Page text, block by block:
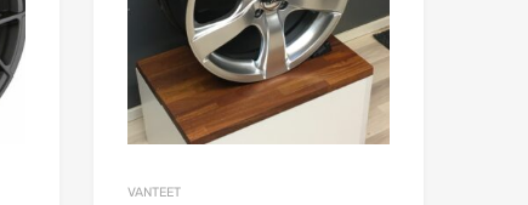
VANTEET